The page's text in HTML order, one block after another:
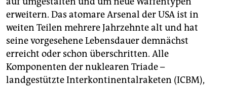
erweitern. Das atomare Arsenal der USA ist in
weiten Teilen mehrere Jahrzehnte alt und hat
seine vorgesehene Lebensdauer demnächst
erreicht oder schon überschritten. Alle
Komponenten der nuklearen Triade –
landgestützte Interkontinentalraketen (ICBM),